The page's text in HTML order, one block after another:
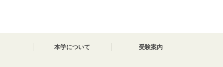
本学について 受験案内